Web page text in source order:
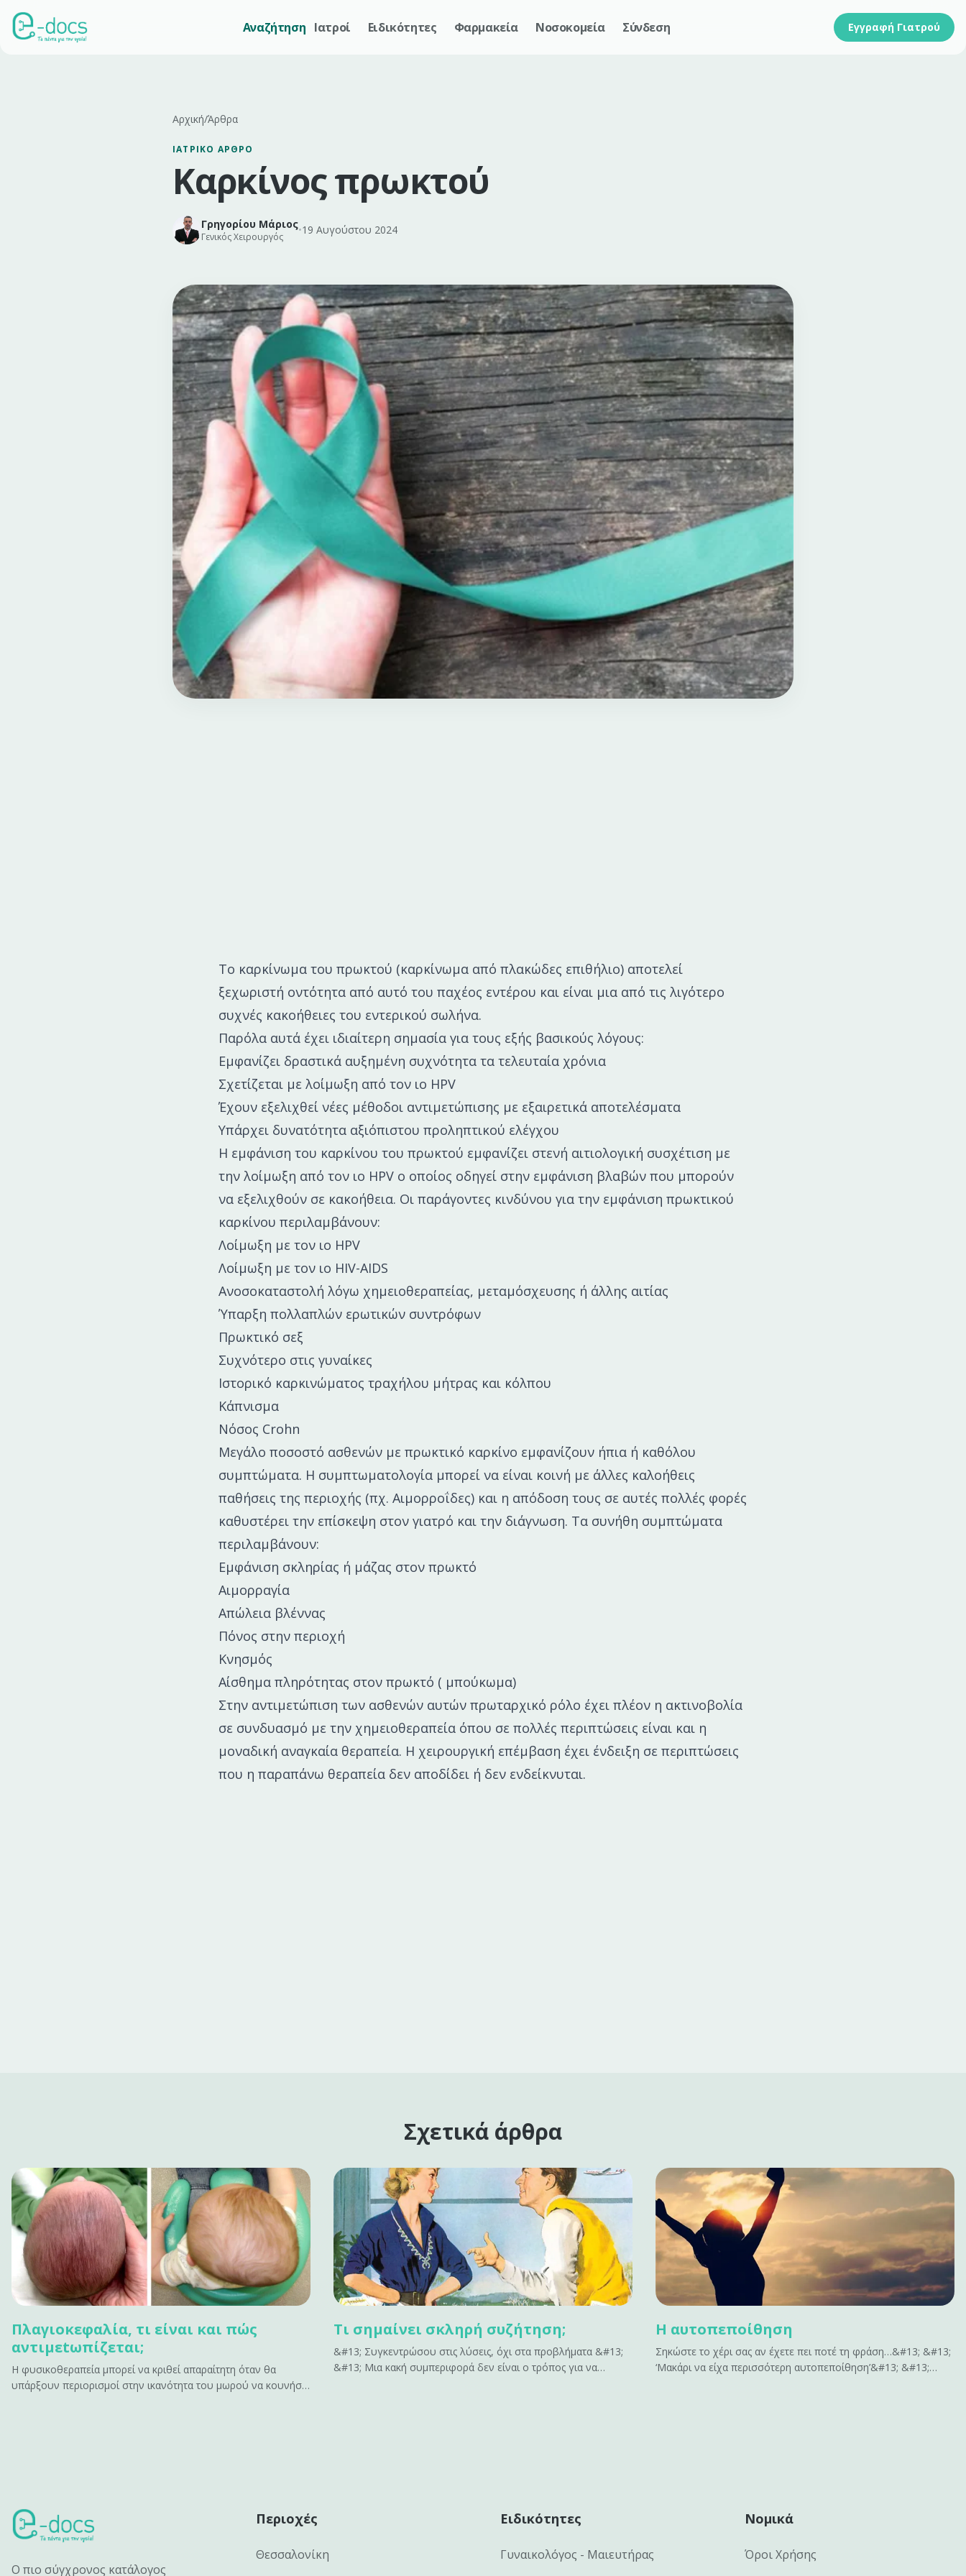
Αναζήτηση Ιατροί Ειδικότητες Φαρμακεία Νοσοκομεία Σύνδεση Εγγραφή Γιατρού
Αρχική/Άρθρα
ΙΑΤΡΙΚΌ ΆΡΘΡΟ
Καρκίνος πρωκτού
Γρηγορίου Μάριος
Γενικός Χειρουργός
•19 Αυγούστου 2024
Το καρκίνωμα του πρωκτού (καρκίνωμα από πλακώδες επιθήλιο) αποτελεί
ξεχωριστή οντότητα από αυτό του παχέος εντέρου και είναι μια από τις λιγότερο
συχνές κακοήθειες του εντερικού σωλήνα.
Παρόλα αυτά έχει ιδιαίτερη σημασία για τους εξής βασικούς λόγους:
Εμφανίζει δραστικά αυξημένη συχνότητα τα τελευταία χρόνια
Σχετίζεται με λοίμωξη από τον ιο HPV
Έχουν εξελιχθεί νέες μέθοδοι αντιμετώπισης με εξαιρετικά αποτελέσματα
Υπάρχει δυνατότητα αξιόπιστου προληπτικού ελέγχου
Η εμφάνιση του καρκίνου του πρωκτού εμφανίζει στενή αιτιολογική συσχέτιση με
την λοίμωξη από τον ιο HPV ο οποίος οδηγεί στην εμφάνιση βλαβών που μπορούν
να εξελιχθούν σε κακοήθεια. Οι παράγοντες κινδύνου για την εμφάνιση πρωκτικού
καρκίνου περιλαμβάνουν:
Λοίμωξη με τον ιο HPV
Λοίμωξη με τον ιο HIV-AIDS
Ανοσοκαταστολή λόγω χημειοθεραπείας, μεταμόσχευσης ή άλλης αιτίας
Ύπαρξη πολλαπλών ερωτικών συντρόφων
Πρωκτικό σεξ
Συχνότερο στις γυναίκες
Ιστορικό καρκινώματος τραχήλου μήτρας και κόλπου
Κάπνισμα
Νόσος Crohn
Μεγάλο ποσοστό ασθενών με πρωκτικό καρκίνο εμφανίζουν ήπια ή καθόλου
συμπτώματα. Η συμπτωματολογία μπορεί να είναι κοινή με άλλες καλοήθεις
παθήσεις της περιοχής (πχ. Αιμορροΐδες) και η απόδοση τους σε αυτές πολλές φορές
καθυστέρει την επίσκεψη στον γιατρό και την διάγνωση. Τα συνήθη συμπτώματα
περιλαμβάνουν:
Εμφάνιση σκληρίας ή μάζας στον πρωκτό
Αιμορραγία
Απώλεια βλέννας
Πόνος στην περιοχή
Κνησμός
Αίσθημα πληρότητας στον πρωκτό ( μπούκωμα)
Στην αντιμετώπιση των ασθενών αυτών πρωταρχικό ρόλο έχει πλέον η ακτινοβολία
σε συνδυασμό με την χημειοθεραπεία όπου σε πολλές περιπτώσεις είναι και η
μοναδική αναγκαία θεραπεία. Η χειρουργική επέμβαση έχει ένδειξη σε περιπτώσεις
που η παραπάνω θεραπεία δεν αποδίδει ή δεν ενδείκνυται.
Σχετικά άρθρα
Πλαγιοκεφαλία, τι είναι και πώς
αντιμεtωπίζεται;
Η φυσικοθεραπεία μπορεί να κριθεί απαραίτητη όταν θα
υπάρξουν περιορισμοί στην ικανότητα του μωρού να κουνήσει
Τι σημαίνει σκληρή συζήτηση;
&#13; Συγκεντρώσου στις λύσεις, όχι στα προβλήματα &#13;
&#13; Μια κακή συμπεριφορά δεν είναι ο τρόπος για να
Η αυτοπεποίθηση
Σηκώστε το χέρι σας αν έχετε πει ποτέ τη φράση…&#13; &#13;
‘Μακάρι να είχα περισσότερη αυτοπεποίθηση’&#13; &#13;
Ο πιο σύγχρονος κατάλογος
Περιοχές
Θεσσαλονίκη
Ειδικότητες
Γυναικολόγος - Μαιευτήρας
Νομικά
Όροι Χρήσης